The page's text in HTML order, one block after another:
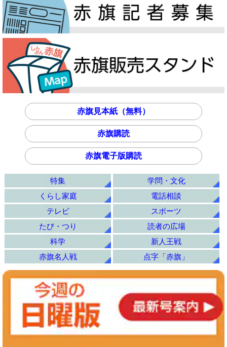
赤旗見本紙（無料）
赤旗購読
赤旗電子版購読
特集
学問・文化
くらし家庭
電話相談
テレビ
スポーツ
たび・つり
読者の広場
科学
新人王戦
赤旗名人戦
点字「赤旗」